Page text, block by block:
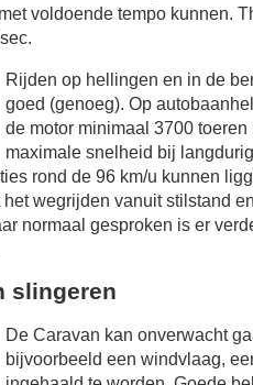
voldoende tempo kunnen.
Rijden op hellingen en in de
goed (genoeg). Op
de motor minimaal 3700
maximale snelheid bij
rond de 96 km/u kunnen
het wegrijden vanuit stilstand
normaal gesproken is er
slingeren
De Caravan kan onverwacht
bijvoorbeeld een windvlaag,